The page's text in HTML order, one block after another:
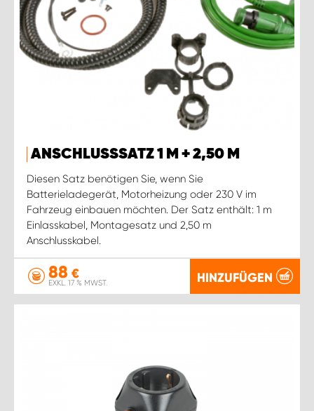
ANSCHLUSSSATZ 1 M + 2,50 M
Diesen Satz benötigen Sie, wenn Sie
Batterieladegerät, Motorheizung oder 230 V im
Fahrzeug einbauen möchten. Der Satz enthält: 1 m
Einlasskabel, Montagesatz und 2,50 m
Anschlusskabel.
88 €
EXKL. 17 % MWST. HINZUFÜGEN